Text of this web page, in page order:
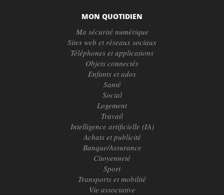
MON QUOTIDIEN
Ma sécurité numérique
Sites web et réseaux sociaux
Téléphones et applications
Objets connectés
Enfants et ados
Santé
Social
Logement
Travail
Intelligence artificielle (IA)
Achats et publicité
Banque/Assurance
Citoyenneté
Sport
Transports et mobilité
Vie associative